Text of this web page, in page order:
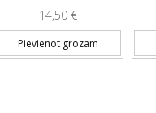
14,50 €
Pievienot grozam